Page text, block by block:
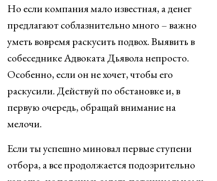
Но если компания мало известная, а денег
предлагают соблазнительно много – важно
уметь вовремя раскусить подвох. Выявить в
собеседнике Адвоката Дьявола непросто.
Особенно, если он не хочет, чтобы его
раскусили. Действуй по обстановке и, в
первую очередь, обращай внимание на
мелочи.
Если ты успешно миновал первые ступени
отбора, а все продолжается подозрительно